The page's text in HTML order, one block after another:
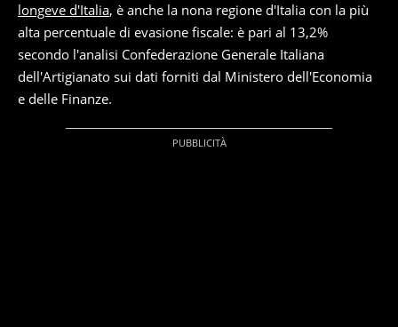
longeve d'Italia, è anche la nona regione d'Italia con la più
alta percentuale di evasione fiscale: è pari al 13,2%
secondo l'analisi Confederazione Generale Italiana
dell'Artigianato sui dati forniti dal Ministero dell'Economia
e delle Finanze.